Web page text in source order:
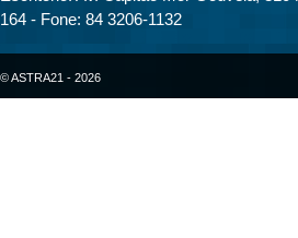
164 - Fone: 84 3206-1132
© ASTRA21 - 2026